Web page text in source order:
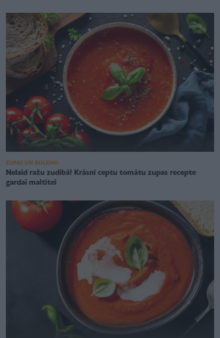
ZUPAS UN BULJONI
Nelaid ražu zudībā! Krāsnī ceptu tomātu zupas recepte
gardai maltītei